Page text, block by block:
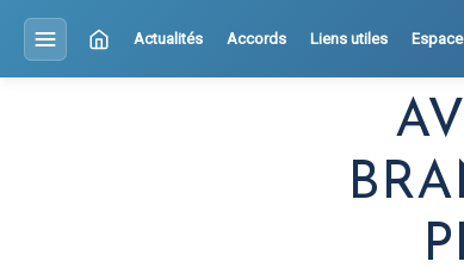
Actualités Accords Liens utiles